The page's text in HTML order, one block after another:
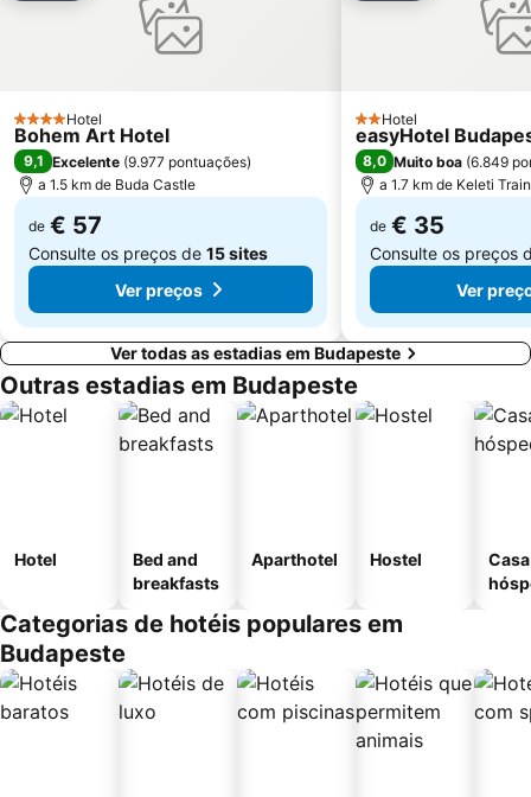
Aréna Shopping Center
Buda Castle District Varnegyed
Cidadela
4 Estrelas
Hotel
Bohem Art Hotel
9,1 Excelente (9.977 pontuações)
a 1.5 km de Buda Castle
de € 57
Consulte os preços de 15 sites
Ver preços
2 Estrelas
Hotel
easyHotel
8,0 Muito boa (6.849
a 1.7 km de Keleti
de € 35
Consulte os preços
Ver
Ver todas as estadias em Budapeste
Outras estadias em Budapeste
Hotel
Bed and
breakfasts
Aparthotel Hostel
Categorias de hotéis populares em
Budapeste